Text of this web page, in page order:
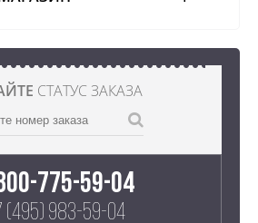
СТАТУС ЗАКАЗА
775-59-04
(495) 983-59-04